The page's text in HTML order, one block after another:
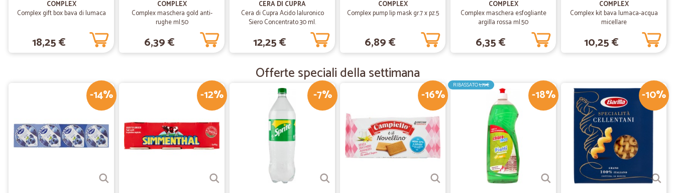
Missymin C.
Semplicemente fantastici
23/04/2019
Giovanni D.
Perfetto tutto come previsto.
Perfetto tutto come previsto.
04/04/2019
—Graziano A.
Il materiale richiesto è giunto tempestivamente e corrisponde esattamente a quanto voluto.
COMPLEX
Complex gift box bava di lumaca
18,25 €
COMPLEX
Complex maschera gold anti-
rughe ml.50
6,39 €
CERA DI CUPRA
Cera di Cupra Acido Ialuronico
Siero Concentrato 30 ml.
12,25 €
COMPLEX
Complex pump lip mask gr.7 x pz.5
6,89 €
COMPLEX
Complex maschera esfogliante
argilla rossa ml.50
6,35 €
COMPLEX
Complex kit bava lumaca-acqua
micellare
10,25 €
Offerte speciali della settimana
-14% -12% -7% -16% -18%
RIBASSATO1,79€
-10%